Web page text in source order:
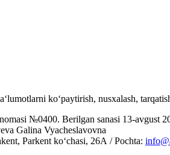
ko‘paytirish, nusxalash,
№0400. Berilgan sanasi 13-avgust
Galina Vyacheslavovna
Parkent ko‘chasi, 26А / Pochta: